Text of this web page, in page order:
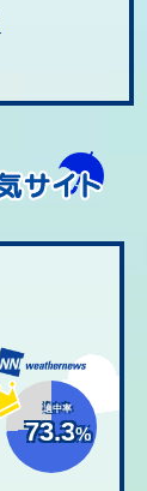
適中率
73.3%